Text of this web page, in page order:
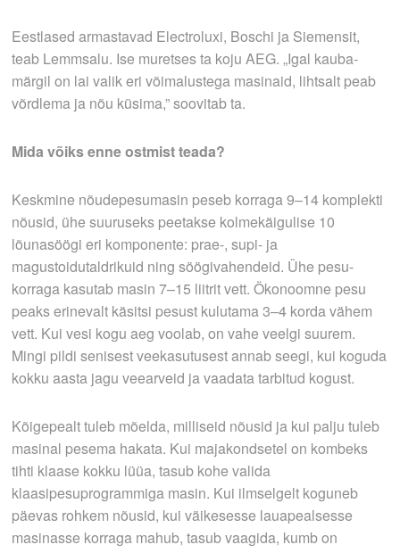
Eestlased armastavad Electroluxi, Boschi ja Siemensit,
teab Lemmsalu. Ise muretses ta koju AEG. „Igal kauba­
märgil on lai valik eri võimalustega masinaid, lihtsalt peab
võrdlema ja nõu küsima,” soovitab ta.
Mida võiks enne ostmist teada?
Keskmine nõudepesumasin peseb korraga 9–14 komplekti
nõusid, ühe suuruseks peetakse kolmekäigulise 10
lõunasöögi eri komponente: prae-, supi- ja
magustoidutaldrikuid ning söögivahendeid. Ühe pesu­
korraga kasutab masin 7–15 liitrit vett. Ökonoomne pesu
peaks erinevalt käsitsi­ pesust kulutama 3–4 korda vähem
vett. Kui vesi kogu aeg voolab, on vahe veelgi suurem.
Mingi pildi senisest veekasutusest annab seegi, kui koguda
kokku aasta jagu veearveid ja vaadata tarbitud kogust.
Kõigepealt tuleb mõelda, milliseid nõusid ja kui palju tuleb
masinal pesema hakata. Kui majakondsetel on kombeks
tihti klaase kokku lüüa, tasub kohe valida
klaasipesuprogrammiga masin. Kui ilmselgelt koguneb
päevas rohkem nõusid, kui väikesesse lauapealsesse
masinasse korraga mahub, tasub vaagida, kumb on